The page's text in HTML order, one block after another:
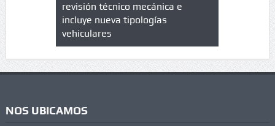
en
revisión técnico mecánica e
incluye nueva tipologías
vehiculares
cuáles
NOS UBICAMOS